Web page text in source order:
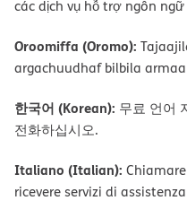
các dịch vụ hỗ trợ ngôn
Oroomiffa (Oromo):
argachuudhaf bilbila
한국어 (Korean): 무료 언어
전화하십시오.
Italiano (Italian):
ricevere servizi di